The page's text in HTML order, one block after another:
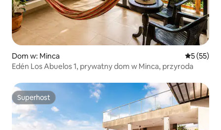
Dom w: Minca Średnia
5 (55)
Edén Los Abuelos 1, prywatny dom w Minca, przyroda
Superhost
Superhost